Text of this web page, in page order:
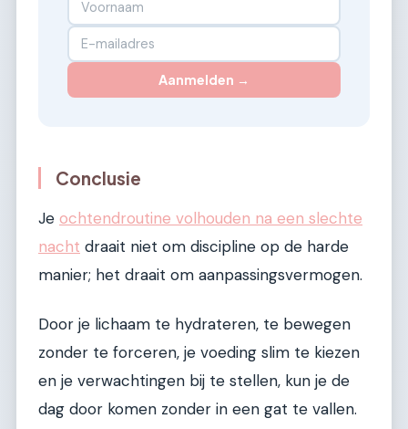
Aanmelden →
Conclusie
Je ochtendroutine volhouden na een slechte
nacht draait niet om discipline op de harde
manier; het draait om aanpassingsvermogen.
Door je lichaam te hydrateren, te bewegen
zonder te forceren, je voeding slim te kiezen
en je verwachtingen bij te stellen, kun je de
dag door komen zonder in een gat te vallen.